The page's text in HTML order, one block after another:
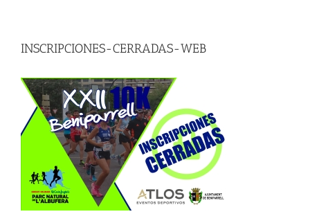
INSCRIPCIONES-CERRADAS-WEB